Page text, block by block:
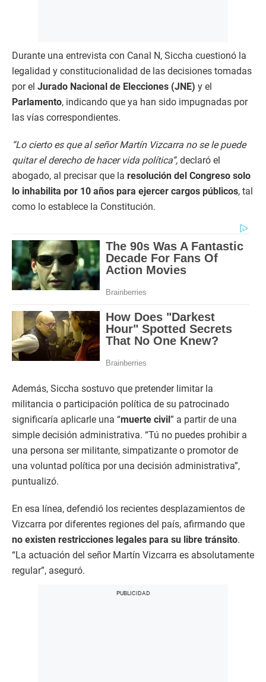
Durante una entrevista con Canal N, Siccha cuestionó la
legalidad y constitucionalidad de las decisiones tomadas
por el Jurado Nacional de Elecciones (JNE) y el
Parlamento, indicando que ya han sido impugnadas por
las vías correspondientes.
“Lo cierto es que al señor Martín Vizcarra no se le puede
quitar el derecho de hacer vida política”, declaró el
abogado, al precisar que la resolución del Congreso solo
lo inhabilita por 10 años para ejercer cargos públicos, tal
como lo establece la Constitución.
Además, Siccha sostuvo que pretender limitar la
militancia o participación política de su patrocinado
significaría aplicarle una “muerte civil ” a partir de una
simple decisión administrativa. “Tú no puedes prohibir a
una persona ser militante, simpatizante o promotor de
una voluntad política por una decisión administrativa”,
puntualizó.
En esa línea, defendió los recientes desplazamientos de
Vizcarra por diferentes regiones del país, afirmando que
no existen restricciones legales para su libre tránsito.
“La actuación del señor Martín Vizcarra es absolutamente
regular”, aseguró.